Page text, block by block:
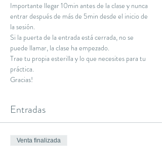
Importante llegar 10min antes de la clase y nunca
entrar después de más de 5min desde el inicio de
la sesión.
Si la puerta de la entrada está cerrada, no se
puede llamar, la clase ha empezado.
Trae tu propia esterilla y lo que necesites para tu
práctica.
Gracias!
Entradas
Venta finalizada